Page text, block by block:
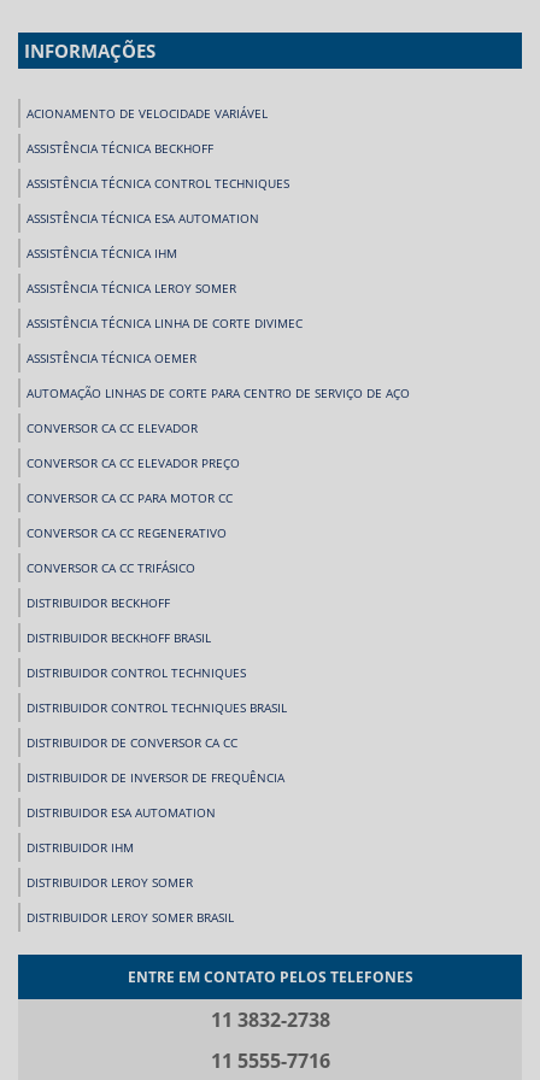
INFORMAÇÕES
ACIONAMENTO DE VELOCIDADE VARIÁVEL
ASSISTÊNCIA TÉCNICA BECKHOFF
ASSISTÊNCIA TÉCNICA CONTROL TECHNIQUES
ASSISTÊNCIA TÉCNICA ESA AUTOMATION
ASSISTÊNCIA TÉCNICA IHM
ASSISTÊNCIA TÉCNICA LEROY SOMER
ASSISTÊNCIA TÉCNICA LINHA DE CORTE DIVIMEC
ASSISTÊNCIA TÉCNICA OEMER
AUTOMAÇÃO LINHAS DE CORTE PARA CENTRO DE SERVIÇO DE AÇO
CONVERSOR CA CC ELEVADOR
CONVERSOR CA CC ELEVADOR PREÇO
CONVERSOR CA CC PARA MOTOR CC
CONVERSOR CA CC REGENERATIVO
CONVERSOR CA CC TRIFÁSICO
DISTRIBUIDOR BECKHOFF
DISTRIBUIDOR BECKHOFF BRASIL
DISTRIBUIDOR CONTROL TECHNIQUES
DISTRIBUIDOR CONTROL TECHNIQUES BRASIL
DISTRIBUIDOR DE CONVERSOR CA CC
DISTRIBUIDOR DE INVERSOR DE FREQUÊNCIA
DISTRIBUIDOR ESA AUTOMATION
DISTRIBUIDOR IHM
DISTRIBUIDOR LEROY SOMER
DISTRIBUIDOR LEROY SOMER BRASIL
DISTRIBUIDOR OEMER
FABRICANTES DE INVERSORES DE FREQUÊNCIA
ENTRE EM CONTATO PELOS TELEFONES
11 3832-2738
11 5555-7716